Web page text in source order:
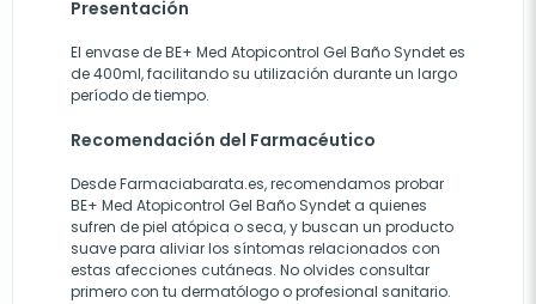
Presentación
El envase de BE+ Med Atopicontrol Gel Baño Syndet es
de 400ml, facilitando su utilización durante un largo
período de tiempo.
Recomendación del Farmacéutico
Desde Farmaciabarata.es, recomendamos probar
BE+ Med Atopicontrol Gel Baño Syndet a quienes
sufren de piel atópica o seca, y buscan un producto
suave para aliviar los síntomas relacionados con
estas afecciones cutáneas. No olvides consultar
primero con tu dermatólogo o profesional sanitario.